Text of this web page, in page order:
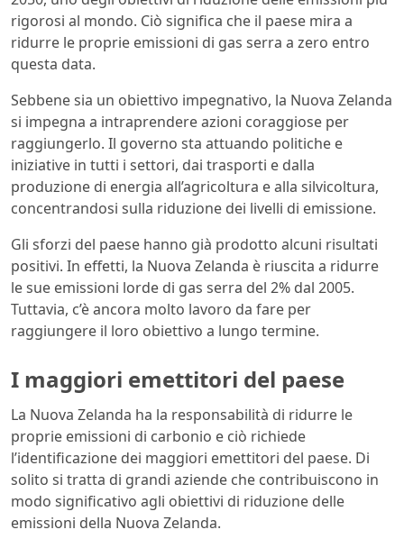
rigorosi al mondo. Ciò significa che il paese mira a
ridurre le proprie emissioni di gas serra a zero entro
questa data.
Sebbene sia un obiettivo impegnativo, la Nuova Zelanda
si impegna a intraprendere azioni coraggiose per
raggiungerlo. Il governo sta attuando politiche e
iniziative in tutti i settori, dai trasporti e dalla
produzione di energia all’agricoltura e alla silvicoltura,
concentrandosi sulla riduzione dei livelli di emissione.
Gli sforzi del paese hanno già prodotto alcuni risultati
positivi. In effetti, la Nuova Zelanda è riuscita a ridurre
le sue emissioni lorde di gas serra del 2% dal 2005.
Tuttavia, c’è ancora molto lavoro da fare per
raggiungere il loro obiettivo a lungo termine.
I maggiori emettitori del paese
La Nuova Zelanda ha la responsabilità di ridurre le
proprie emissioni di carbonio e ciò richiede
l’identificazione dei maggiori emettitori del paese. Di
solito si tratta di grandi aziende che contribuiscono in
modo significativo agli obiettivi di riduzione delle
emissioni della Nuova Zelanda.